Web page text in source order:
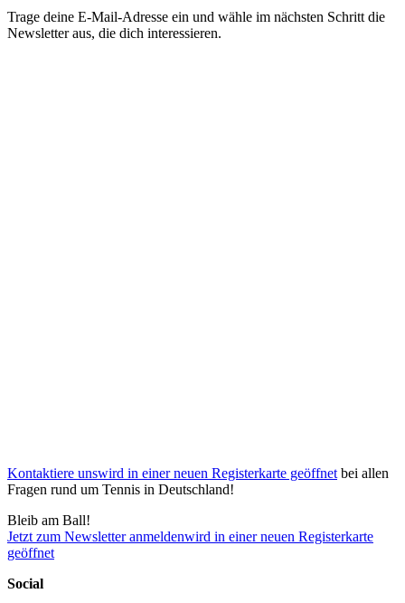
Trage deine E-Mail-Adresse ein und wähle im nächsten Schritt die
Newsletter aus, die dich interessieren.
Kontaktiere unswird in einer neuen Registerkarte geöffnet bei allen
Fragen rund um Tennis in Deutschland!
Bleib am Ball!
Jetzt zum Newsletter anmeldenwird in einer neuen Registerkarte
geöffnet
Social